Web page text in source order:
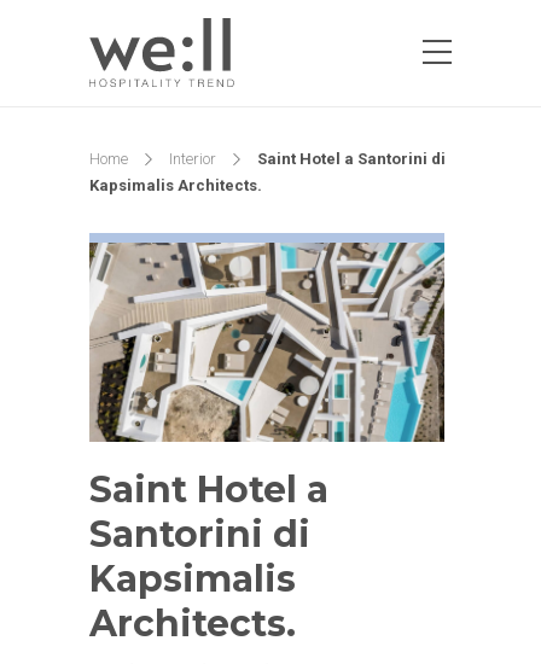
Home Interior
Saint Hotel a Santorini di
Kapsimalis Architects.
Saint Hotel a
Santorini di
Kapsimalis
Architects.